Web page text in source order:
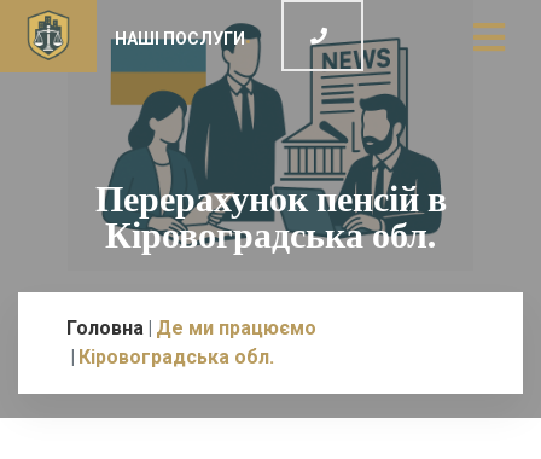
НАШІ ПОСЛУГИ
Перерахунок пенсій в
Кіровоградська обл.
Головна Де ми працюємо
Кіровоградська обл.